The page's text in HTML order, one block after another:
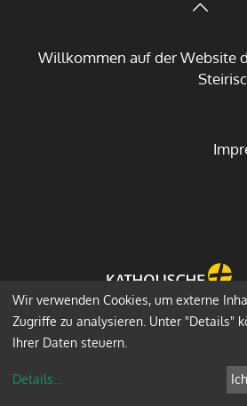
Willkommen auf der Website
Wir verwenden Cookies, um externe
Zugriffe zu analysieren. Unter "Details"
Ihrer Daten steuern.
Details...